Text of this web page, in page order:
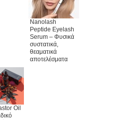
Nanolash
Peptide Eyelash
Serum – Φυσικά
συστατικά,
θεαματικά
αποτελέσματα
Oil